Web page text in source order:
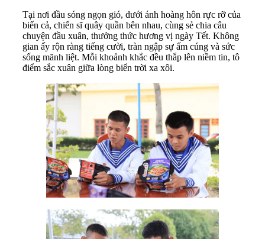
Tại nơi đầu sóng ngọn gió, dưới ánh hoàng hôn rực rỡ của
biển cả, chiến sĩ quây quần bên nhau, cùng sẻ chia câu
chuyện đầu xuân, thưởng thức hương vị ngày Tết. Không
gian ấy rộn ràng tiếng cười, tràn ngập sự ấm cúng và sức
sống mãnh liệt. Mỗi khoảnh khắc đều thắp lên niềm tin, tô
điểm sắc xuân giữa lòng biển trời xa xôi.